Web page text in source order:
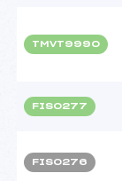
TMVT9990
FIS0277
FIS0276